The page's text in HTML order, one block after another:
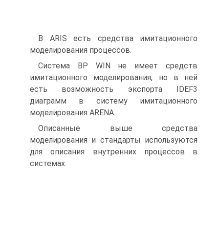
В ARIS есть средства имитационного
моделирования процессов.
Система BP WIN не имеет средств
имитационного моделирования, но в ней
есть возможность экспорта IDEF3
диаграмм в систему имитационного
моделирования ARENA.
Описанные выше средства
моделирования и стандарты используются
для описания внутренних процессов в
системах.